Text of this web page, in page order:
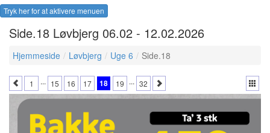
Tryk her for at aktivere menuen
Side.18 Løvbjerg 06.02 - 12.02.2026
Hjemmeside Løvbjerg Uge 6 Side.18
1 ... 15 16 17 18 19 ... 32